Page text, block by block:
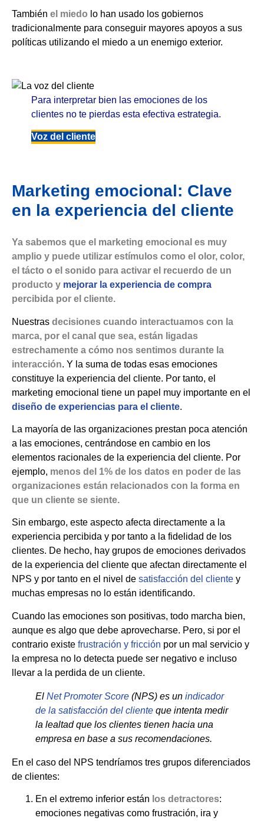
También el miedo lo han usado los gobiernos
tradicionalmente para conseguir mayores apoyos a sus
políticas utilizando el miedo a un enemigo exterior.
Para interpretar bien las emociones de los
clientes no te pierdas esta efectiva estrategia.
Voz del cliente
Marketing emocional: Clave
en la experiencia del cliente
Ya sabemos que el marketing emocional es muy
amplio y puede utilizar estímulos como el olor, color,
el tácto o el sonido para activar el recuerdo de un
producto y mejorar la experiencia de compra
percibida por el cliente.
Nuestras decisiones cuando interactuamos con la
marca, por el canal que sea, están ligadas
estrechamente a cómo nos sentimos durante la
interacción. Y la suma de todas esas emociones
constituye la experiencia del cliente. Por tanto, el
marketing emocional tiene un papel muy importante en el
diseño de experiencias para el cliente.
La mayoría de las organizaciones prestan poca atención
a las emociones, centrándose en cambio en los
elementos racionales de la experiencia del cliente. Por
ejemplo, menos del 1% de los datos en poder de las
organizaciones están relacionados con la forma en
que un cliente se siente.
Sin embargo, este aspecto afecta directamente a la
experiencia percibida y por tanto a la fidelidad de los
clientes. De hecho, hay grupos de emociones derivados
de la experiencia del cliente que afectan directamente el
NPS y por tanto en el nivel de satisfacción del cliente y
muchas empresas no lo están identificando.
Cuando las emociones son positivas, todo marcha bien,
aunque es algo que debe aprovecharse. Pero, si por el
contrario existe frustración y fricción por un mal servicio y
la empresa no lo detecta puede ser negativo e incluso
llevar a la perdida de un cliente.
El Net Promoter Score (NPS) es un indicador
de la satisfacción del cliente que intenta medir
la lealtad que los clientes tienen hacia una
empresa en base a sus recomendaciones.
En el caso del NPS tendríamos tres grupos diferenciados
de clientes:
En el extremo inferior están los detractores:
emociones negativas como frustración, ira y